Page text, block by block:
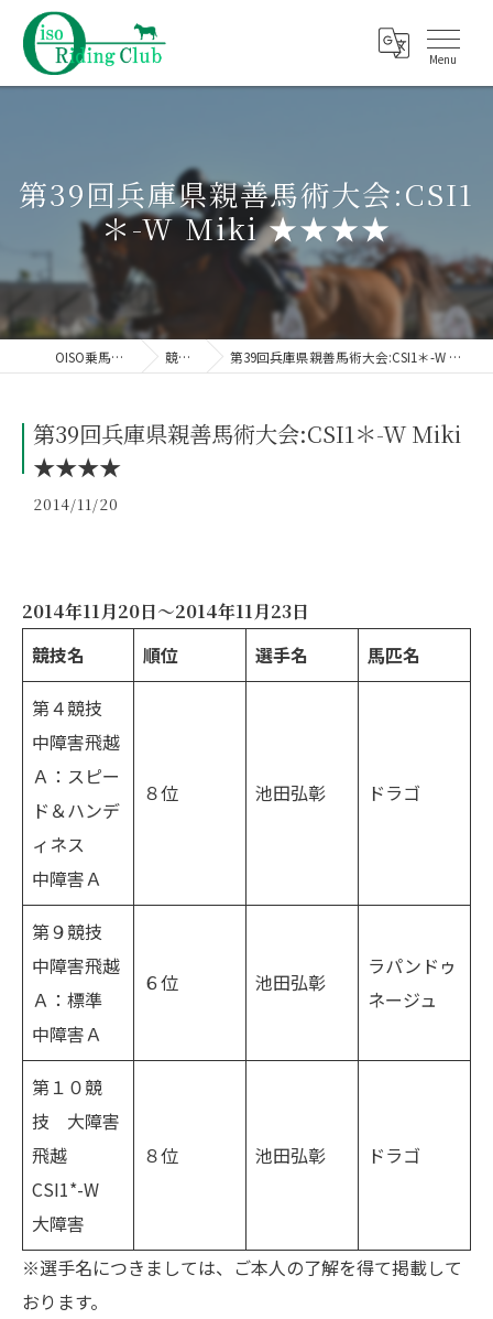
第39回兵庫県親善馬術大会:CSI1
＊-W Miki ★★★★
OISO乗馬クラブ 競技会 第39回兵庫県親善馬術大会:CSI1＊-W Miki ★★★★
第39回兵庫県親善馬術大会:CSI1＊-W Miki
★★★★
2014/11/20
2014年11月20日～2014年11月23日
競技名 順位 選手名
馬匹名
第４競技
中障害飛越
Ａ：スピー
ド＆ハンデ
ィネス
中障害Ａ
８位 池田弘彰 ドラゴ
第９競技
中障害飛越
Ａ：標準
中障害Ａ
６位 池田弘彰
ラパンドゥ
ネージュ
第１０競
技 大障害
飛越
CSI1*-W
大障害
８位 池田弘彰 ドラゴ
※選手名につきましては、ご本人の了解を得て掲載して
おります。